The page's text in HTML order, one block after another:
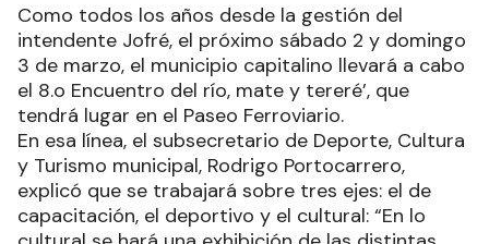
Como todos los años desde la gestión del
intendente Jofré, el próximo sábado 2 y domingo
3 de marzo, el municipio capitalino llevará a cabo
el 8.o Encuentro del río, mate y tereré’, que
tendrá lugar en el Paseo Ferroviario.
En esa línea, el subsecretario de Deporte, Cultura
y Turismo municipal, Rodrigo Portocarrero,
explicó que se trabajará sobre tres ejes: el de
capacitación, el deportivo y el cultural: “En lo